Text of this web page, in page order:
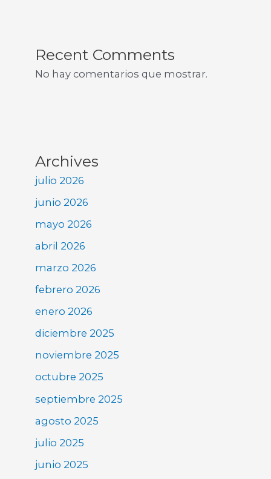
Recent Comments
No hay comentarios que mostrar.
Archives
julio 2026
junio 2026
mayo 2026
abril 2026
marzo 2026
febrero 2026
enero 2026
diciembre 2025
noviembre 2025
octubre 2025
septiembre 2025
agosto 2025
julio 2025
junio 2025